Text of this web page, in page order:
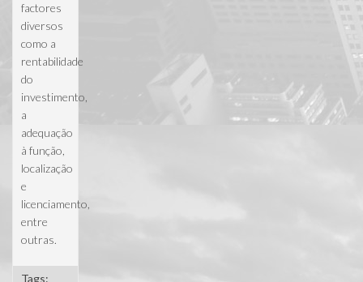
factores
diversos
como a
rentabilidade
do
investimento,
a
adequação
à função,
localização
e
licenciamento,
entre
outras.
Tags: